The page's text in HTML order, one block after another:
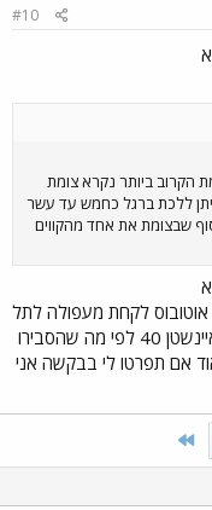
#10
הקרוב ביותר נקרא צומת
ללכת ברגל כחמש עד עשר
שבצומת את אחד מהקווים
אוטובוס לקחת מעפולה לתל
אביב שאתו אוטובוס עוצר ב רחוב איינשטן 40 לפי מה שהסבירו
אם תפרטו לי בבקשה אני